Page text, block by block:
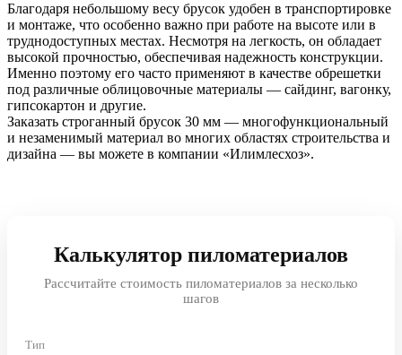
Благодаря небольшому весу брусок удобен в транспортировке
и монтаже, что особенно важно при работе на высоте или в
труднодоступных местах. Несмотря на легкость, он обладает
высокой прочностью, обеспечивая надежность конструкции.
Именно поэтому его часто применяют в качестве обрешетки
под различные облицовочные материалы — сайдинг, вагонку,
гипсокартон и другие.
Заказать строганный брусок 30 мм — многофункциональный
и незаменимый материал во многих областях строительства и
дизайна — вы можете в компании «Илимлесхоз».
Калькулятор пиломатериалов
Рассчитайте стоимость пиломатериалов за несколько
шагов
Тип